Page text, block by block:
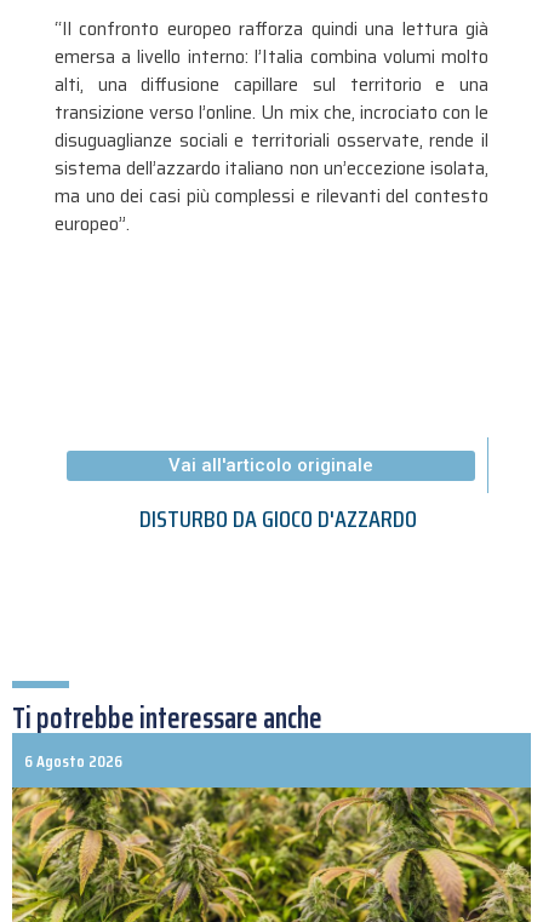
“Il confronto europeo rafforza quindi una lettura già
emersa a livello interno: l’Italia combina volumi molto
alti, una diffusione capillare sul territorio e una
transizione verso l’online. Un mix che, incrociato con le
disuguaglianze sociali e territoriali osservate, rende il
sistema dell’azzardo italiano non un’eccezione isolata,
ma uno dei casi più complessi e rilevanti del contesto
europeo”.
Vai all'articolo originale
DISTURBO DA GIOCO D'AZZARDO
Ti potrebbe interessare anche
6 Agosto 2026